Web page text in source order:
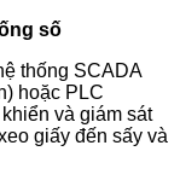
số
thống SCADA
hoặc PLC
và giám sát
giấy đến sấy và